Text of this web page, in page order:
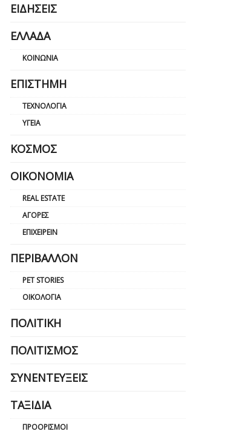
ΕΙΔΉΣΕΙΣ
ΕΛΛΆΔΑ
ΚΟΙΝΩΝΊΑ
ΕΠΙΣΤΉΜΗ
ΤΕΧΝΟΛΟΓΊΑ
ΥΓΕΊΑ
ΚΌΣΜΟΣ
ΟΙΚΟΝΟΜΊΑ
REAL ESTATE
ΑΓΟΡΈΣ
ΕΠΙΧΕΙΡΕΊΝ
ΠΕΡΙΒΆΛΛΟΝ
PET STORIES
ΟΙΚΟΛΟΓΊΑ
ΠΟΛΙΤΙΚΉ
ΠΟΛΙΤΙΣΜΌΣ
ΣΥΝΕΝΤΕΎΞΕΙΣ
ΤΑΞΊΔΙΑ
ΠΡΟΟΡΙΣΜΟΊ